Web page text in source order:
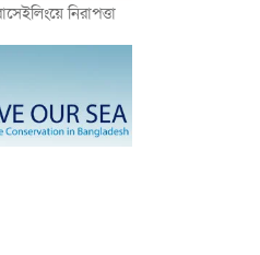
নিরাপত্তা
বজ্রবৃষ্টির
সতর্কসংকেত
শঙ্কা
বজ্রবৃষ্টির আভাস,